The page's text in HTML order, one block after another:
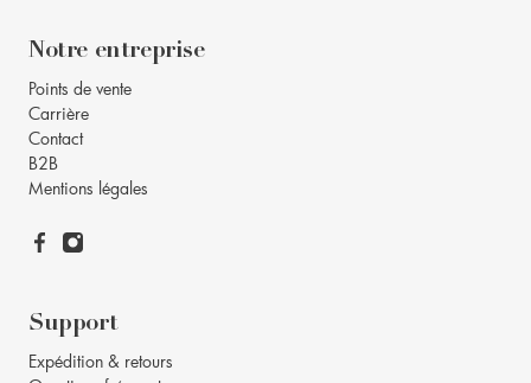
Notre entreprise
Points de vente
Carrière
Contact
B2B
Mentions légales
Support
Expédition & retours